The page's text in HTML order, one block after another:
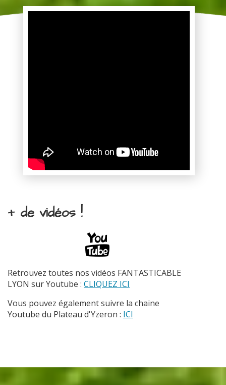
+ de vidéos !
Retrouvez toutes nos vidéos FANTASTICABLE
LYON sur Youtube : CLIQUEZ ICI
Vous pouvez également suivre la chaine
Youtube du Plateau d'Yzeron : ICI